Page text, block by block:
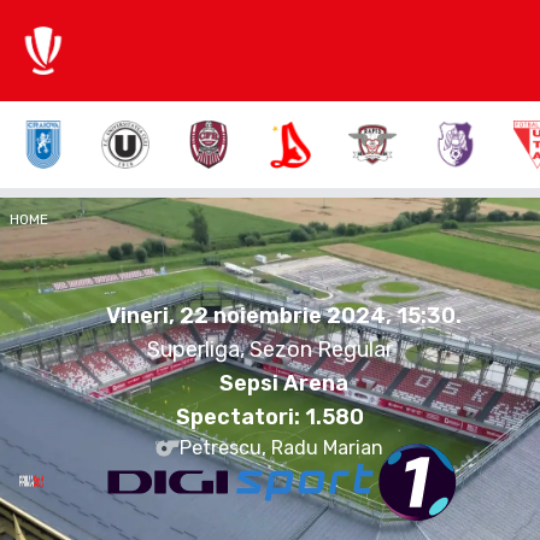
HOME
Vineri, 22 noiembrie 2024, 15:30.
Superliga, Sezon Regular
Sepsi Arena
Spectatori: 1.580
Petrescu, Radu Marian
OSK
2:0
BUZ
Vineri, 22 noiembrie 2024.
15:30